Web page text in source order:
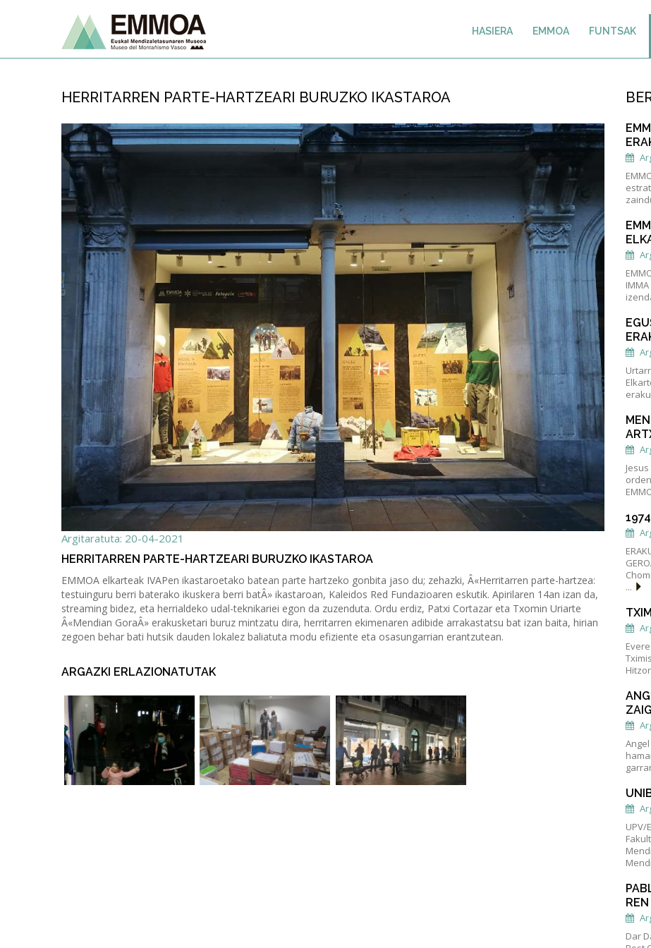
HASIERA EMMOA FUNTSAK
HERRITARREN PARTE-HARTZEARI BURUZKO IKASTAROA
Argitaratuta: 20-04-2021
HERRITARREN PARTE-HARTZEARI BURUZKO IKASTAROA
EMMOA elkarteak IVAPen ikastaroetako batean parte hartzeko gonbita jaso du; zehazki, Â«Herritarren parte-hartzea:
testuinguru berri baterako ikuskera berri batÂ» ikastaroan, Kaleidos Red Fundazioaren eskutik. Apirilaren 14an izan da,
streaming bidez, eta herrialdeko udal-teknikariei egon da zuzenduta. Ordu erdiz, Patxi Cortazar eta Txomin Uriarte
Â«Mendian GoraÂ» erakusketari buruz mintzatu dira, herritarren ekimenaren adibide arrakastatsu bat izan baita, hirian
zegoen behar bati hutsik dauden lokalez baliatuta modu efiziente eta osasungarrian erantzutean.
ARGAZKI ERLAZIONATUTAK
...
UPV/
Dar